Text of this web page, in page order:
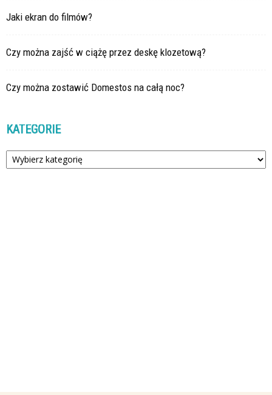
Jaki ekran do filmów?
Czy można zajść w ciążę przez deskę klozetową?
Czy można zostawić Domestos na całą noc?
KATEGORIE
Kategorie